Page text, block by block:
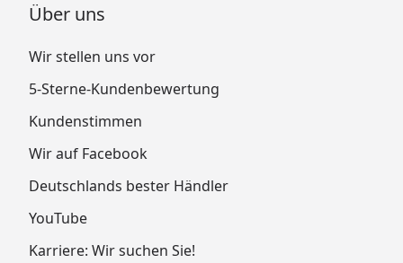
Über uns
Wir stellen uns vor
5-Sterne-Kundenbewertung
Kundenstimmen
Wir auf Facebook
Deutschlands bester Händler
YouTube
Karriere: Wir suchen Sie!